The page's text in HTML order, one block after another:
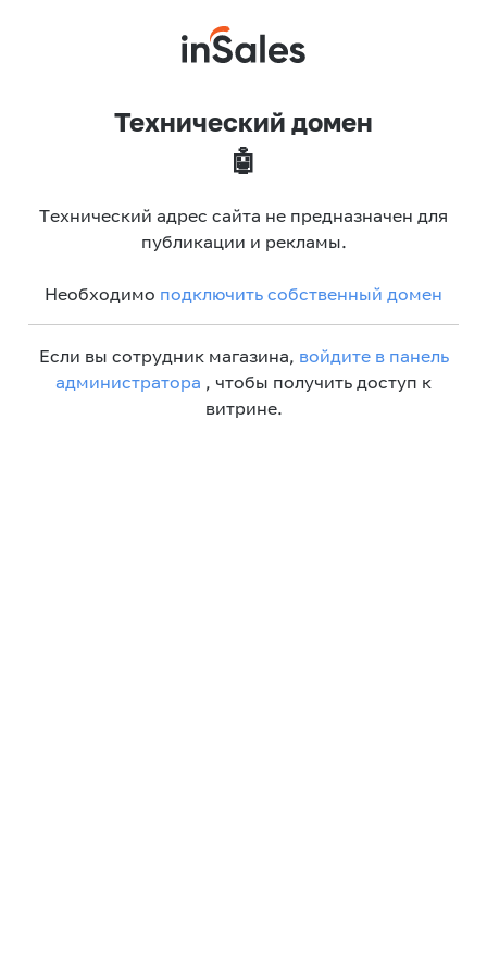
Технический домен
🤖
Технический адрес сайта не предназначен для
публикации и рекламы.
Необходимо подключить собственный домен
Если вы сотрудник магазина, войдите в панель
администратора , чтобы получить доступ к
витрине.